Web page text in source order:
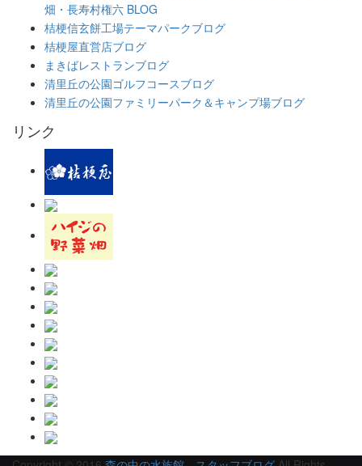
畑・長寿村権六 BLOG
桔梗信玄餅工場テーマパークブログ
桔梗屋直営店ブログ
まきばレストランブログ
清里丘の公園ゴルフコースブログ
清里丘の公園ファミリーパーク＆キャンプ場ブログ
リンク